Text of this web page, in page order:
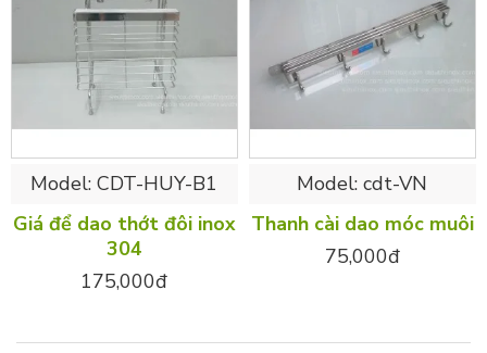
Model: CDT-HUY-B1
Giá để dao thớt đôi inox
304
175,000đ
Model: cdt-VN
Thanh cài dao móc muôi
75,000đ